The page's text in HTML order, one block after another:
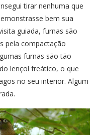
tirar nenhuma que
bem sua
guiada, furnas são
pela compactação
furnas são tão
lençol freático, o que
no seu interior. Algum